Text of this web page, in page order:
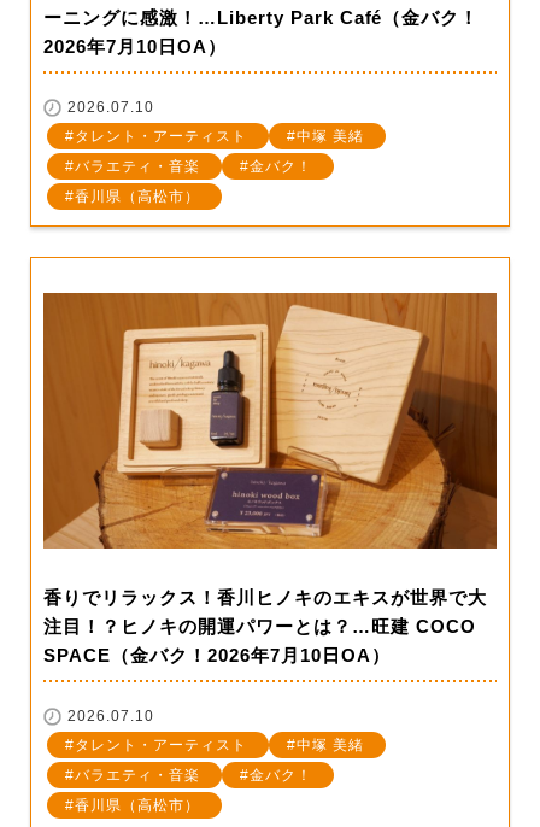
ーニングに感激！…Liberty Park Café（金バク！
2026年7月10日OA）
2026.07.10
タレント・アーティスト
中塚 美緒
バラエティ・音楽
金バク！
香川県（高松市）
香りでリラックス！香川ヒノキのエキスが世界で大
注目！？ヒノキの開運パワーとは？…旺建 COCO
SPACE（金バク！2026年7月10日OA）
2026.07.10
タレント・アーティスト
中塚 美緒
バラエティ・音楽
金バク！
香川県（高松市）